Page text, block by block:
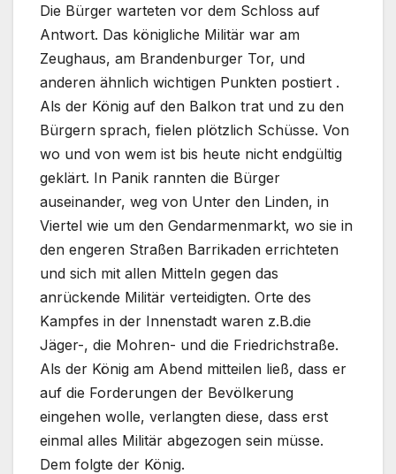
Die Bürger warteten vor dem Schloss auf
Antwort. Das königliche Militär war am
Zeughaus, am Brandenburger Tor, und
anderen ähnlich wichtigen Punkten postiert .
Als der König auf den Balkon trat und zu den
Bürgern sprach, fielen plötzlich Schüsse. Von
wo und von wem ist bis heute nicht endgültig
geklärt. In Panik rannten die Bürger
auseinander, weg von Unter den Linden, in
Viertel wie um den Gendarmenmarkt, wo sie in
den engeren Straßen Barrikaden errichteten
und sich mit allen Mitteln gegen das
anrückende Militär verteidigten. Orte des
Kampfes in der Innenstadt waren z.B.die
Jäger-, die Mohren- und die Friedrichstraße.
Als der König am Abend mitteilen ließ, dass er
auf die Forderungen der Bevölkerung
eingehen wolle, verlangten diese, dass erst
einmal alles Militär abgezogen sein müsse.
Dem folgte der König.